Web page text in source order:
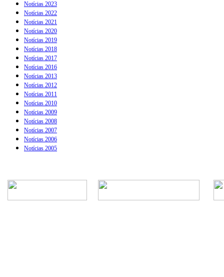
Notícias 2023
Notícias 2022
Notícias 2021
Notícias 2020
Notícias 2019
Notícias 2018
Notícias 2017
Notícias 2016
Notícias 2013
Notícias 2012
Notícias 2011
Notícias 2010
Notícias 2009
Notícias 2008
Notícias 2007
Notícias 2006
Notícias 2005